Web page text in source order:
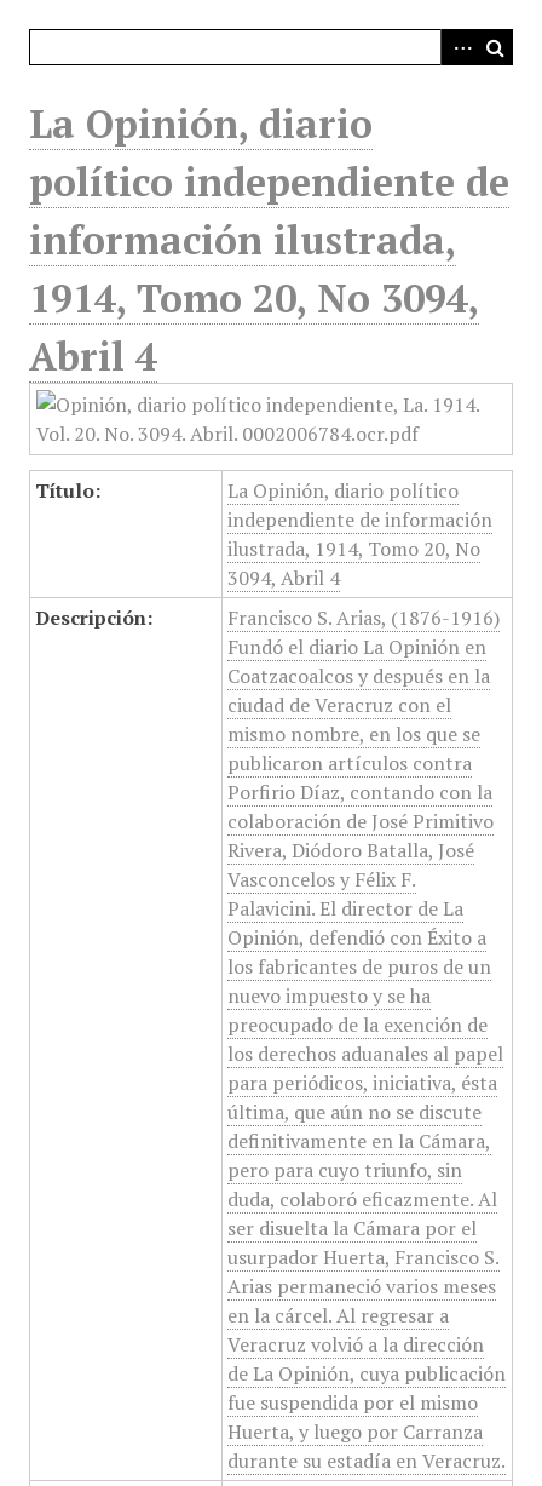
La Opinión, diario
político independiente de
información ilustrada,
1914, Tomo 20, No 3094,
Abril 4
Título:
La Opinión, diario político
independiente de información
ilustrada, 1914, Tomo 20, No
3094, Abril 4
Descripción:
Francisco S. Arias, (1876-1916)
Fundó el diario La Opinión en
Coatzacoalcos y después en la
ciudad de Veracruz con el
mismo nombre, en los que se
publicaron artículos contra
Porfirio Díaz, contando con la
colaboración de José Primitivo
Rivera, Diódoro Batalla, José
Vasconcelos y Félix F.
Palavicini. El director de La
Opinión, defendió con Éxito a
los fabricantes de puros de un
nuevo impuesto y se ha
preocupado de la exención de
los derechos aduanales al papel
para periódicos, iniciativa, ésta
última, que aún no se discute
definitivamente en la Cámara,
pero para cuyo triunfo, sin
duda, colaboró eficazmente. Al
ser disuelta la Cámara por el
usurpador Huerta, Francisco S.
Arias permaneció varios meses
en la cárcel. Al regresar a
Veracruz volvió a la dirección
de La Opinión, cuya publicación
fue suspendida por el mismo
Huerta, y luego por Carranza
durante su estadía en Veracruz.